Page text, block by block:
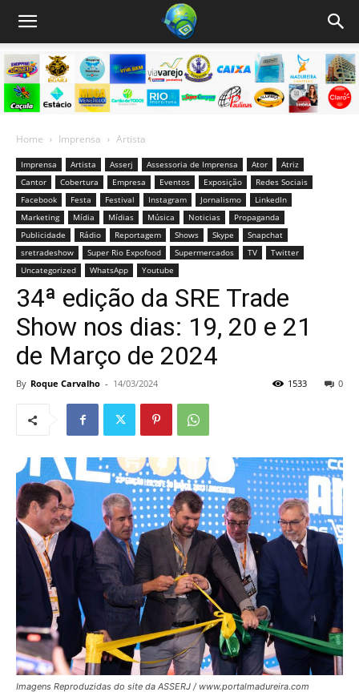
Home Imprensa Artista
Imprensa Artista Asserj Assessoria de Imprensa Ator
Atriz
Cantor
Cobertura Empresa Eventos Exposição
Redes Sociais
Facebook
Festa Festival Instagram Jornalismo
LinkedIn
Marketing
Mídia Mídias Música Noticias
Propaganda
Publicidade
Rádio Reportagem Shows Skype
Snapchat
sretradeshow
Super Rio Expofood Supermercados TV
Twitter
Uncategorized
WhatsApp Youtube
34ª edição da SRE Trade
Show nos dias: 19, 20 e 21
de Março de 2024
By Roque Carvalho - 14/03/2024 0
1533
Imagens Reproduzidas do site da ASSERJ / www.portalmadureira.com